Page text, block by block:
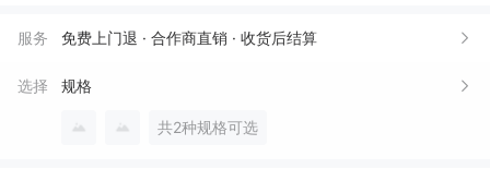
服务 免费上门退 · 合作商直销 · 收货后结算
选择 规格
共2种规格可选